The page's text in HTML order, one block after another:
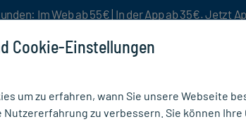
Im Web ab 55€ | In der App ab 35€. Jetzt
Cookie-Einstellungen
um zu erfahren, wann Sie unsere Webseite
Nutzererfahrung zu verbessern. Sie können